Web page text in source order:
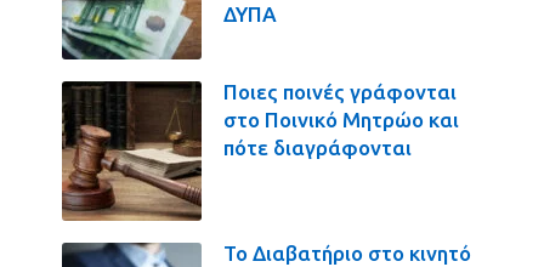
ΔΥΠΑ
Ποιες ποινές γράφονται
στο Ποινικό Μητρώο και
πότε διαγράφονται
Το Διαβατήριο στο κινητό